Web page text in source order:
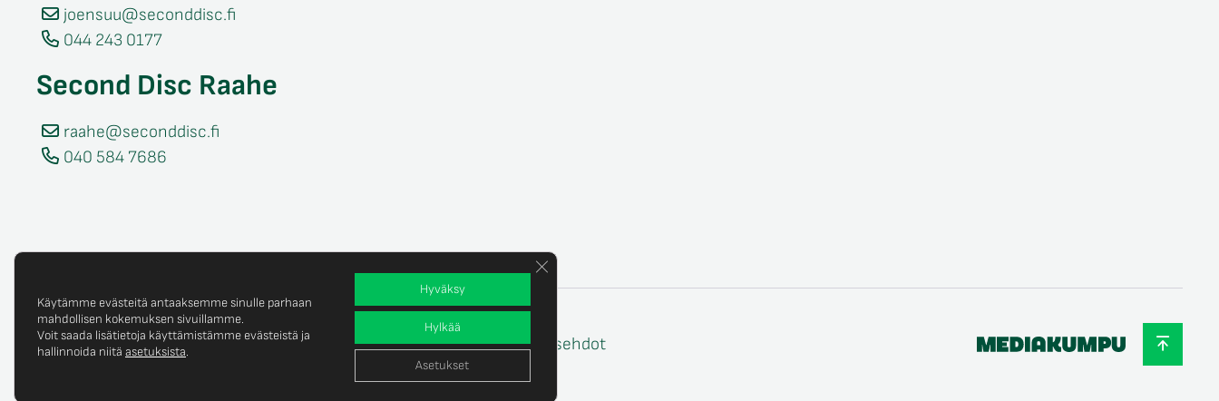
joensuu@seconddisc.fi
044 243 0177
Second Disc Raahe
raahe@seconddisc.fi
040 584 7686
© Copyright 2025 Second Disc Oy Tietosuojaseloste Tilaus- ja toimitusehdot
Käytämme evästeitä antaaksemme sinulle parhaan
mahdollisen kokemuksen sivuillamme.
Voit saada lisätietoja käyttämistämme evästeistä ja
hallinnoida niitä asetuksista.
Hyväksy
Hylkää
Asetukset
Sulje evästebanneri